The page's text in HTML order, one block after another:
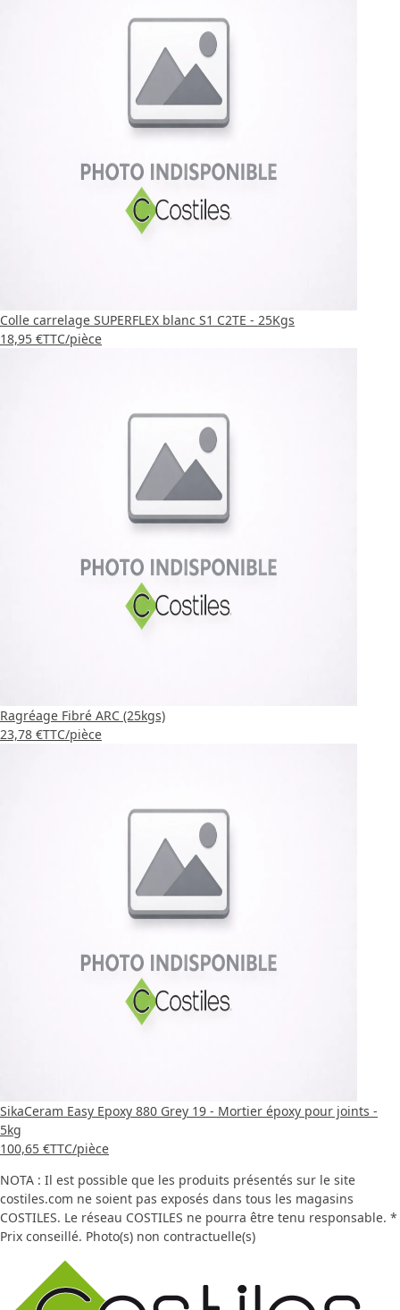
Colle carrelage SUPERFLEX blanc S1 C2TE - 25Kgs
18,95 €TTC/pièce
Ragréage Fibré ARC (25kgs)
23,78 €TTC/pièce
SikaCeram Easy Epoxy 880 Grey 19 - Mortier époxy pour joints -
5kg
100,65 €TTC/pièce
NOTA : Il est possible que les produits présentés sur le site
costiles.com ne soient pas exposés dans tous les magasins
COSTILES. Le réseau COSTILES ne pourra être tenu responsable. *
Prix conseillé. Photo(s) non contractuelle(s)